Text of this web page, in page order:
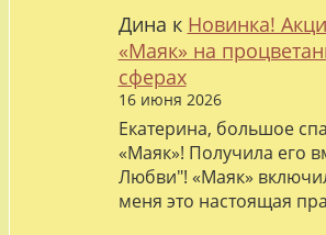
Дина к Новинка!
«Маяк» на
сферах
16 июня 2026
Екатерина, большое
«Маяк»! Получила его
Любви"! «Маяк»
меня это настоящая